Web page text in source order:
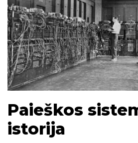
Paieškos
istorija